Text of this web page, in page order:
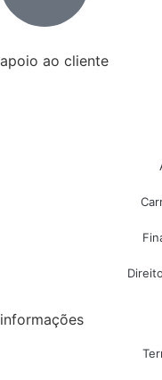
apoio ao cliente
informações